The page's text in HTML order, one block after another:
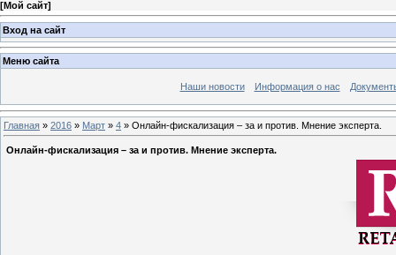
[Мой сайт]
Вход на сайт
Меню сайта
Наши новости Информация о нас
Главная » 2016 » Март » 4 » Онлайн-фискализация – за и против. Мнение эксперта.
Онлайн-фискализация – за и против. Мнение эксперта.